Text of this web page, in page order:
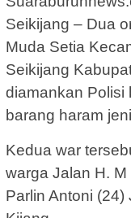
Seikijang – Dua
Muda Setia
Seikijang
diamankan Polisi
barang haram
Kedua war
warga Jalan H.
Parlin Antoni